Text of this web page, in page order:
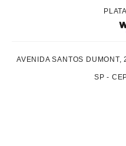
AVENIDA SANTOS
SP -